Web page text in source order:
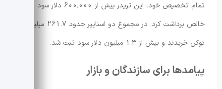
تمام تخصیص خود، این تریدر بیش از 600,000 دلار سود
خالص برداشت کرد. در مجموع دو اسنایپر حدود 261.7 میلیون
توکن خریدند و بیش از 1.3 میلیون دلار سود ثبت شد.
پیامدها برای سازندگان و بازار